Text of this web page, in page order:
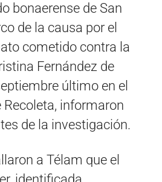
bonaerense de San
de la causa por el
cometido contra la
Fernández de
último en el
Recoleta, informaron
de la investigación.
a Télam que el